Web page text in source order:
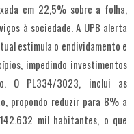
em 22,5% sobre a folha,
à sociedade. A UPB alerta
estimula o endividamento e
impedindo investimentos
O PL334/3023, inclui as
propondo reduzir para 8% a
mil habitantes, o que